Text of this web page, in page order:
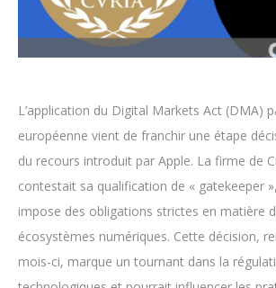
L’application du Digital Markets Act (DMA)
européenne vient de franchir une étape
du recours introduit par Apple. La firme de
contestait sa qualification de « gatekeeper
impose des obligations strictes en matière
écosystèmes numériques. Cette décision,
mois-ci, marque un tournant dans la